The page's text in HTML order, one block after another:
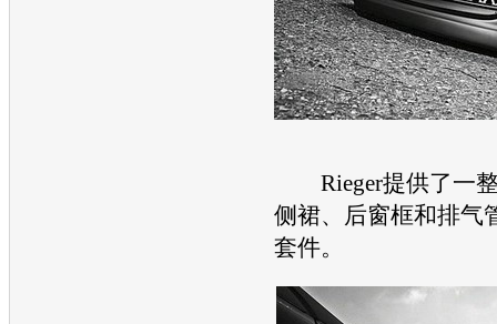
Rieger提供了一整
侧裙、后窗框和排气
套件。